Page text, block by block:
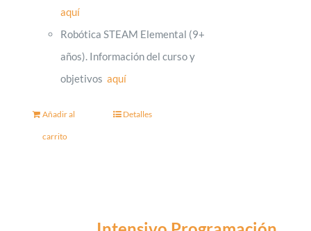
aquí
Robótica STEAM Elemental (9+
años). Información del curso y
objetivosaquí
Añadir al
carrito
Detalles